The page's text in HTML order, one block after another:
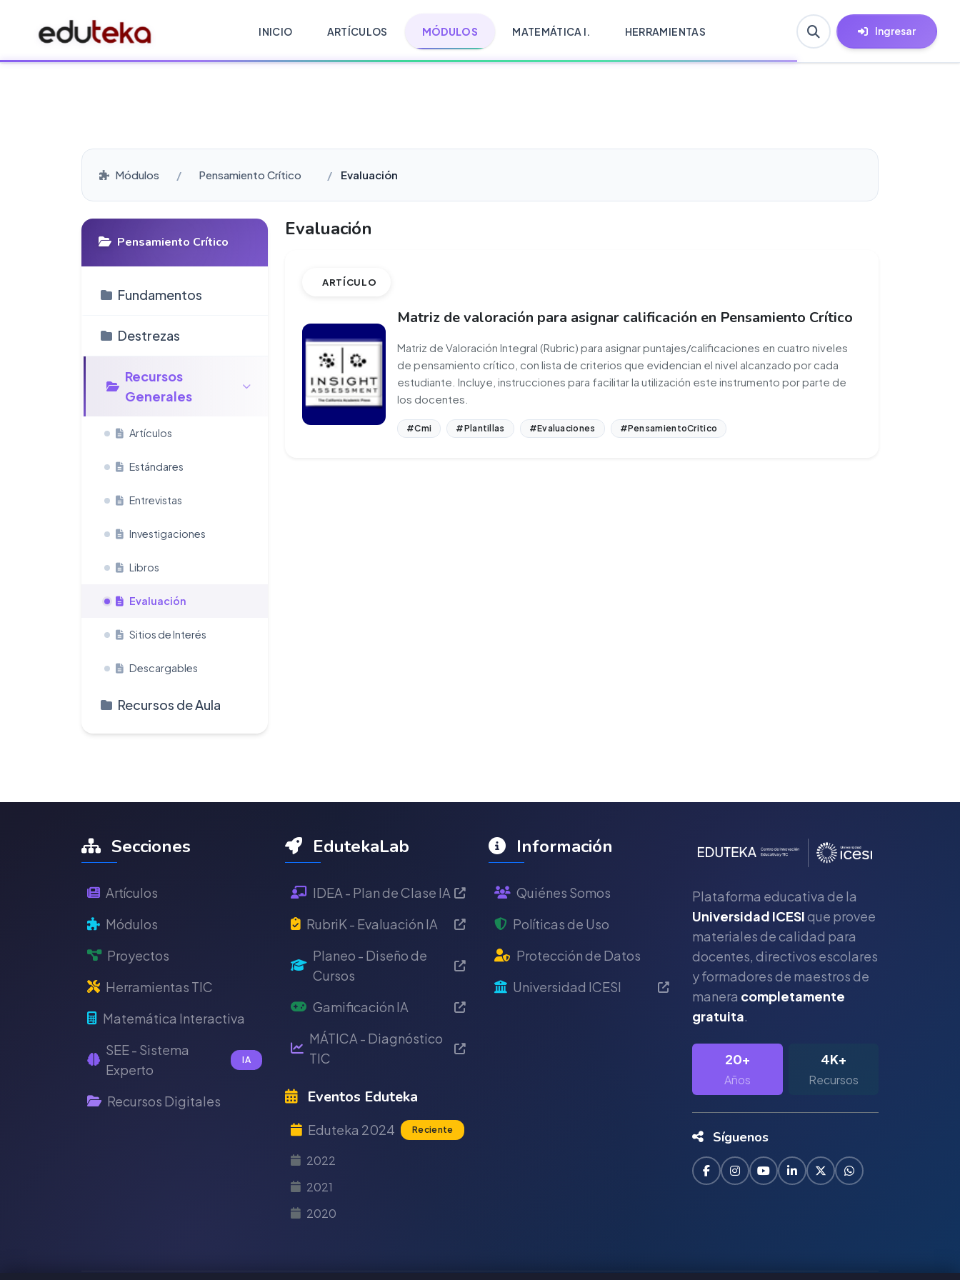
INICIO ARTÍCULOS MÓDULOS MATEMÁTICA I. HERRAMIENTAS Ingresar
Módulos Pensamiento Crítico Evaluación
Pensamiento Crítico
Fundamentos
Destrezas
Recursos
Generales
Artículos
Estándares
Entrevistas
Investigaciones
Libros
Evaluación
Sitios de Interés
Descargables
Recursos de Aula
Evaluación
ARTÍCULO
Matriz de valoración para asignar calificación en Pensamiento Crítico
Matriz de Valoración Integral (Rubric) para asignar puntajes/calificaciones en cuatro niveles
de pensamiento crítico, con lista de criterios que evidencian el nivel alcanzado por cada
estudiante. Incluye, instrucciones para facilitar la utilización este instrumento por parte de
los docentes.
#Cmi #Plantillas #Evaluaciones #PensamientoCritico
Secciones
Artículos
Módulos
Proyectos
Herramientas TIC
Matemática Interactiva
SEE - Sistema
Experto
IA
Recursos Digitales
EdutekaLab
IDEA - Plan de Clase IA
RubriK - Evaluación IA
Planeo - Diseño de
Cursos
Gamificación IA
MÁTICA - Diagnóstico
TIC
Eventos Eduteka
Eduteka 2024 Reciente
2022
2021
2020
Información
Quiénes Somos
Políticas de Uso
Protección de Datos
Universidad ICESI
Plataforma educativa de la
Universidad ICESIque provee
materiales de calidad para
docentes, directivos escolares
y formadores de maestros de
manera completamente
gratuita.
20+
Años
4K+
Recursos
Síguenos